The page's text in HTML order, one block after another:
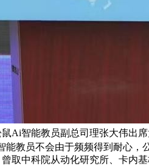
Ai智能教员副总司理张大伟出
教员不会由于频频得到耐心
取中科院从动化研究所、卡内